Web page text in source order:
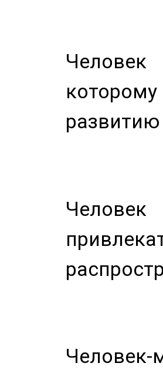
Человек
развитию